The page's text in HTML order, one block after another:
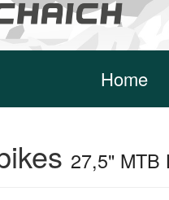
Home
27,5" MTB